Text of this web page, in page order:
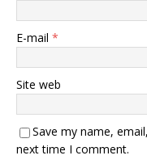
E-mail *
Site web
Save my name,
next time I comment.